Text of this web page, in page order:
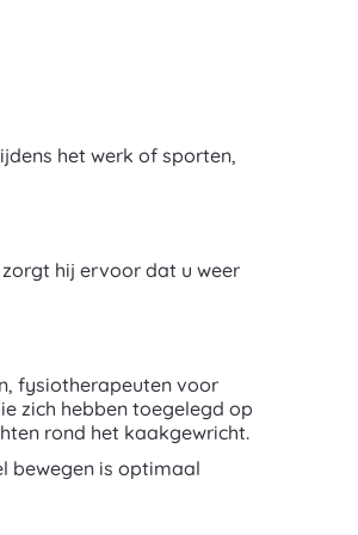
het werk of sporten,
hij ervoor dat u weer
fysiotherapeuten voor
zich hebben toegelegd op
rond het kaakgewricht.
bewegen is optimaal